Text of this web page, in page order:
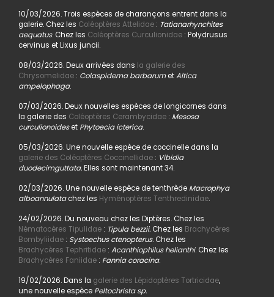
10/03/2026. Trois espèces de charançons entrent dans la
galerie. Chez les Coléoptères Attelidae: Tatianarhynchites
aequatus. Chez les Coléoptères Curculionidae: Polydrusus
cervinus et Lixus juncii.
08/03/2026. Deux arrivées dans la galerie des
Chrysomelidae: Colaspidema barbarumetAltica
ampelophaga.
07/03/2026. Deux nouvelles espèces de longicornes dans
la galerie des Coléoptères Cerambycidae: Mesosa
curculionoideset Phytoecia icterica.
05/03/2026. Une nouvelle espèce de coccinelle dans la
galerie des Coléoptères Coccinellidae: Vibidia
duodecimguttata.Elles sont maintenant 34.
02/03/2026. Une nouvelle espèce de tenthrède Macrophya
alboannulatachez les Hyménoptères Tenthredinidae.
24/02/2026. Du nouveau chez les Diptères. Chez les
Nématocères Tipulidae: Tipula bezzii. Chez les Brachycères
Bombyliidae: Systoechus ctenopterus. Chez les
Brachycères Tephritidae: Acanthiophilus helianthi. Chez les
Brachycères Faniidae: Fannia coracina.
19/02/2026. Dans la galerie des Lépidoptères Tortricidae,
une nouvelle espèce Peltochrista sp.